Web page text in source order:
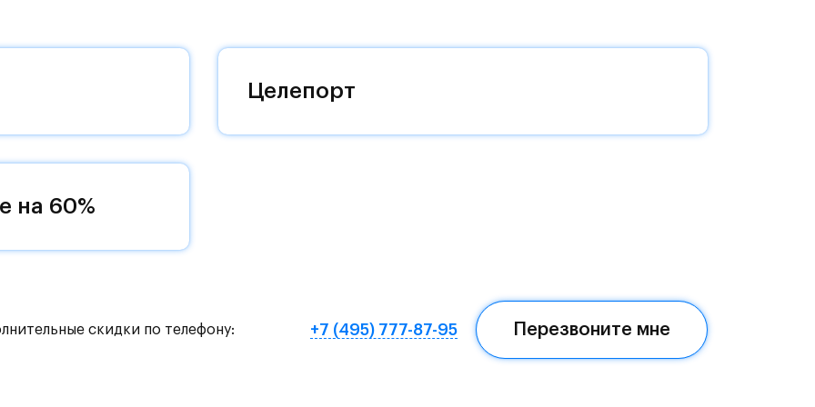
престижный статус западного
«своей» территорией, куда хочется
на Красногорское и Рублево-Успенское шоссе.
метро МЦД «Одинцово».
на «Северный обход Одинцово».
Целепорт
на 60%
скидки по телефону: +7 (495) 777-87-95 Перезвоните мне